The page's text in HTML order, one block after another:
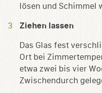
lösen und Schimmel
Ziehen lassen
Das Glas fest
Ort bei
etwa zwei bis vier
Zwischendurch